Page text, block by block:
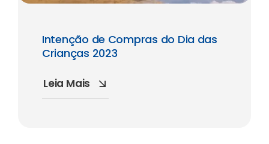
Intenção de Compras do Dia das
Crianças 2023
Leia Mais